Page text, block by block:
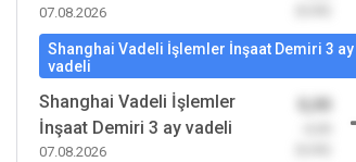
07.08.2026
Shanghai Vadeli İşlemler İnşaat Demiri 3 ay
vadeli
Shanghai Vadeli İşlemler
İnşaat Demiri 3 ay vadeli
07.08.2026
0,00